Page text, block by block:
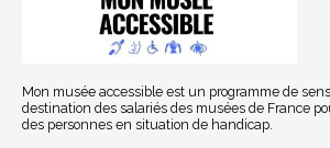
Mon musée accessible est un programme de
destination des salariés des musées de France
des personnes en situation de handicap.